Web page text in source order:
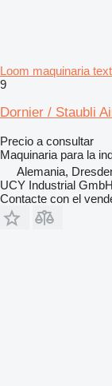
Loom maquinaria
9
Dornier / Staubli
Precio a consultar
Maquinaria para la
Alemania,
UCY Industrial GmbH
Contacte con el